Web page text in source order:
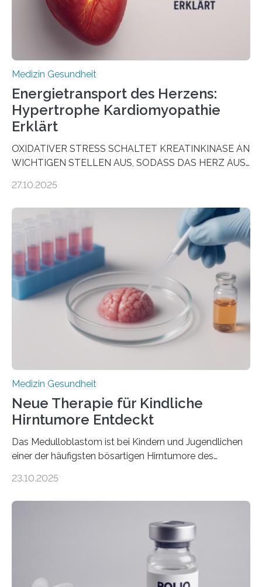
häufigsten Krebsarten und stellt…
Medizin Gesundheit
Energietransport des Herzens:
Hypertrophe Kardiomyopathie
Erklärt
OXIDATIVER STRESS SCHALTET KREATINKINASE AN
WICHTIGEN STELLEN AUS, SODASS DAS HERZ AUS
aus dem Deutschen Zentrum für Herzinsuffizienz
im Journal Circulation, warum der Energietransport bei
der Hypertrophen Kardiomyopathie (HCM) versagen
kann und wie sich durch eine Verringerung der
Herzbelastung und des oxidativen Stresses
Rhythmusstörungen reduzieren lassen. Würzburg. Die
hypertrophe Kardiomyopathie (HCM) ist die häufigste
erblich bedingte Herzerkrankung. Sie führt dazu, dass
sich die linke Herzkammer verdickt, der Herzmuskel zu
stark kontrahiert…
27.10.2025
Medizin Gesundheit
Neue Therapie für Kindliche
Hirntumore Entdeckt
Das Medulloblastom ist bei Kindern und Jugendlichen
einer der häufigsten bösartigen Hirntumore des
Betroffenen können mit heutigen Methoden geheilt
Dringend benötigt werden zielgerichtete Therapien, die
nur Tumorschwachstellen angreifen und normales
Gewebe verschonen. Forschende um Daniel Merk vom
Hertie-Institut für klinische Hirnforschung am
Universitätsklinikum Tübingen haben eine solche
23.10.2025